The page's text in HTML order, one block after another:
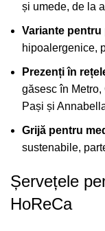
și umede, de la
Variante
hipoalergenice,
Prezenți în
găsesc în Metro,
Pași și
Grijă pentru
sustenabile,
Șervețele
HoReCa